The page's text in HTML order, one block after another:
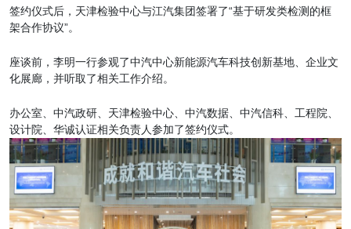
签约仪式后，天津检验中心与江汽集团签署了“基于研发类检测的框
架合作协议”。
座谈前，李明一行参观了中汽中心新能源汽车科技创新基地、企业文
化展廊，并听取了相关工作介绍。
办公室、中汽政研、天津检验中心、中汽数据、中汽信科、工程院、
设计院、华诚认证相关负责人参加了签约仪式。